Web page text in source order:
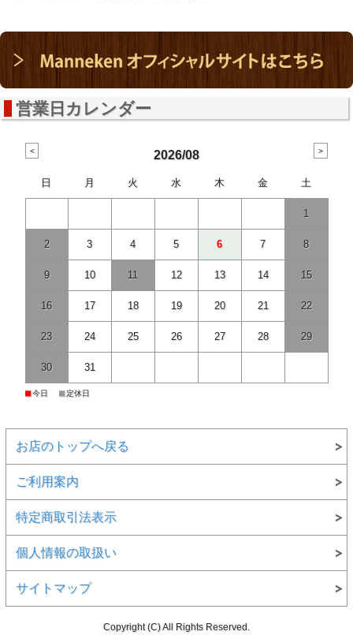
営業日カレンダー
2026/08
日 月 火 水 木 金 土
1
2 3 4 5 6 7 8
9 10 11 12 13 14 15
16 17 18 19 20 21 22
23 24 25 26 27 28 29
30 31
■今日 ■定休日
お店のトップへ戻る
ご利用案内
特定商取引法表示
個人情報の取扱い
サイトマップ
Copyright (C) All Rights Reserved.